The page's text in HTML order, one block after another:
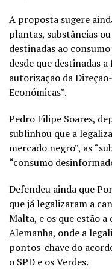
A proposta sugere
plantas, substâncias
destinadas ao
desde que destinadas
autorização da
Económicas”.
Pedro Filipe Soares,
sublinhou que a
mercado negro”, as
“consumo
Defendeu ainda que
que já legalizaram a
Malta, e os que estão
Alemanha, onde a
pontos-chave do
o SPD e os Verdes.